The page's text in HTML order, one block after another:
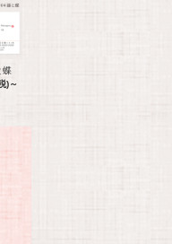
蝶
)～